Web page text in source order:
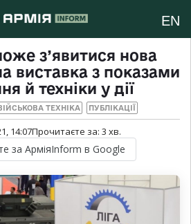
EN
з’явитися нова
виставка з показами
й техніки у дії
ТЕХНІКА ПУБЛІКАЦІЇ
14:07Прочитаєте за: 3 хв.
за АрміяInform в Google